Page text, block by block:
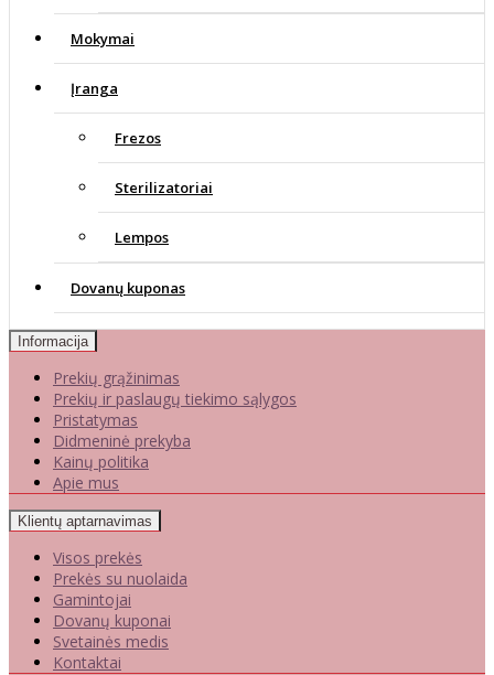
Mokymai
Įranga
Frezos
Sterilizatoriai
Lempos
Dovanų kuponas
Informacija
Prekių grąžinimas
Prekių ir paslaugų tiekimo sąlygos
Pristatymas
Didmeninė prekyba
Kainų politika
Apie mus
Klientų aptarnavimas
Visos prekės
Prekės su nuolaida
Gamintojai
Dovanų kuponai
Svetainės medis
Kontaktai